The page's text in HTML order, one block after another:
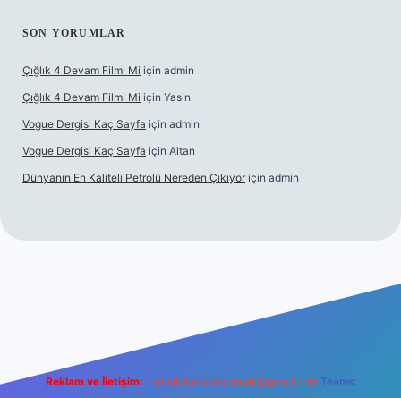
SON YORUMLAR
Çığlık 4 Devam Filmi Mi için admin
Çığlık 4 Devam Filmi Mi için Yasin
Vogue Dergisi Kaç Sayfa için admin
Vogue Dergisi Kaç Sayfa için Altan
Dünyanın En Kaliteli Petrolü Nereden Çıkıyor için admin
Reklam ve İletişim: E-mail: backlinkpaneli@gmail.com Teams: